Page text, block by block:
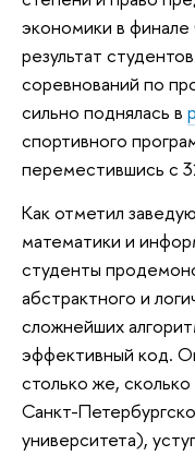
экономики в
результат
соревнований по
сильно поднялась в
спортивного
переместившись с
Как отметил
математики и
студенты
абстрактного и
сложнейших
эффективный код.
столько же,
Санкт-
университета),